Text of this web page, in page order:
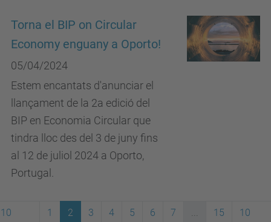
Torna el BIP on Circular
Economy enguany a Oporto!
05/04/2024
Estem encantats d'anunciar el
llançament de la 2a edició del
BIP en Economia Circular que
tindra lloc des del 3 de juny fins
al 12 de juliol 2024 a Oporto,
Portugal.
10
1 2 3 4 5 6 7 ... 15
10